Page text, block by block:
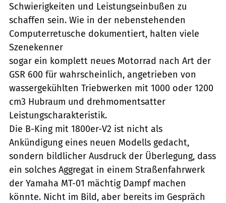
Schwierigkeiten und Leistungseinbußen zu
schaffen sein. Wie in der nebenstehenden
Computerretusche dokumentiert, halten viele
Szenekenner
sogar ein komplett neues Motorrad nach Art der
GSR 600 für wahrscheinlich, angetrieben von
wassergekühlten Triebwerken mit 1000 oder 1200
cm3 Hubraum und drehmomentsatter
Leistungscharakteristik.
Die B-King mit 1800er-V2 ist nicht als
Ankündigung eines neuen Modells gedacht,
sondern bildlicher Ausdruck der Überlegung, dass
ein solches Aggregat in einem Straßenfahrwerk
der Yamaha MT-01 mächtig Dampf machen
könnte. Nicht im Bild, aber bereits im Gespräch